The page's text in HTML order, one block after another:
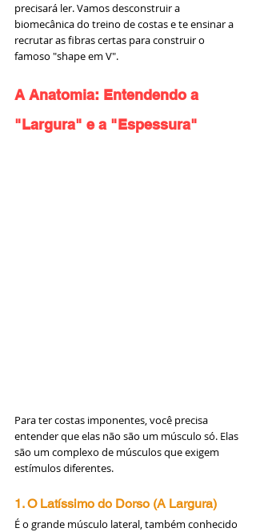
precisará ler. Vamos desconstruir a
biomecânica do treino de costas e te ensinar a
recrutar as fibras certas para construir o
famoso "shape em V".
A Anatomia: Entendendo a
"Largura" e a "Espessura"
Para ter costas imponentes, você precisa
entender que elas não são um músculo só. Elas
são um complexo de músculos que exigem
estímulos diferentes.
1. O Latíssimo do Dorso (A Largura)
É o grande músculo lateral, também conhecido